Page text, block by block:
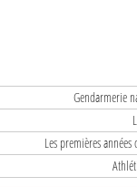
Gendarmerie
Les premières